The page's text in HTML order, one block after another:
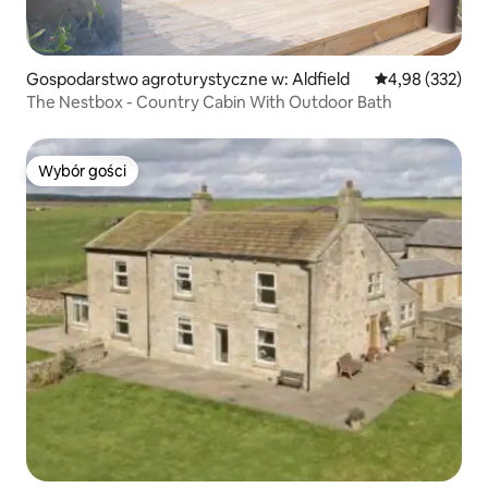
Gospodarstwo agroturystyczne w: Aldfield Średnia
4,98 (332)
The Nestbox - Country Cabin With Outdoor Bath
Wybór gości
Wybór gości